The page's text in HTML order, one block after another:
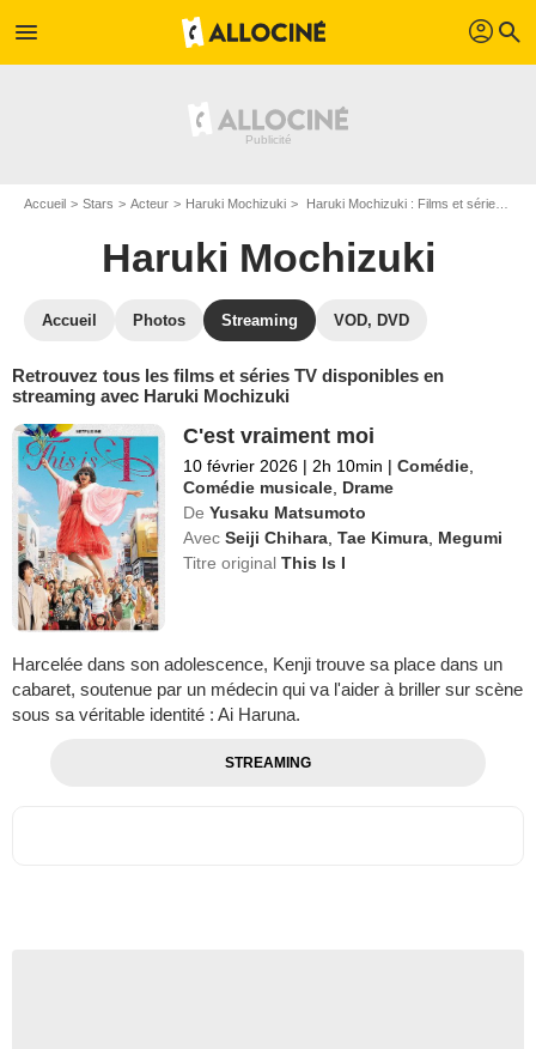
menu profil search
Accueil Stars Acteur Haruki Mochizuki Haruki Mochizuki : Films et séries online
Haruki Mochizuki
Accueil Photos Streaming VOD, DVD
Retrouvez tous les films et séries TV disponibles en
streaming avec Haruki Mochizuki
C'est vraiment moi
10 février 2026 | 2h 10min | Comédie
Comédie musicale Drame
De Yusaku Matsumoto
Avec Seiji Chihara ,Tae Kimura Megumi
Titre originalThis Is I
Harcelée dans son adolescence, Kenji trouve sa place dans un
cabaret, soutenue par un médecin qui va l'aider à briller sur scène
sous sa véritable identité : Ai Haruna.
STREAMING